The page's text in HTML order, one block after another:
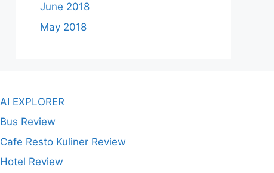
June 2018
May 2018
AI EXPLORER
Bus Review
Cafe Resto Kuliner Review
Hotel Review